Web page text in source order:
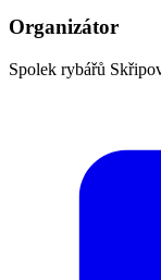
Organizátor
Spolek rybářů